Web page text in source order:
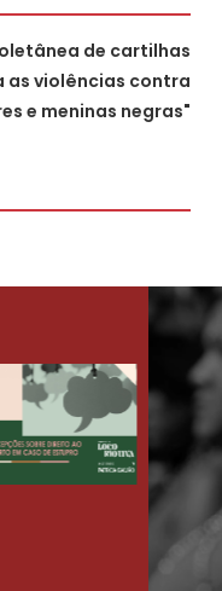
de cartilhas
as violências contra
e meninas negras"
23